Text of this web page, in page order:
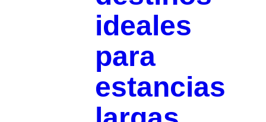
ideales
para
estancias